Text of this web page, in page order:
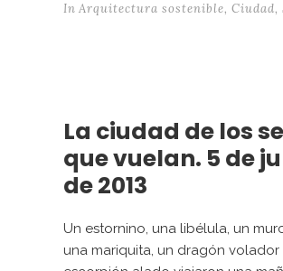
In Arquitectura sostenible, Ciudad,
La ciudad de los
que vuelan. 5 de
de 2013
Un estornino, una libélula, un
una mariquita, un dragón volador